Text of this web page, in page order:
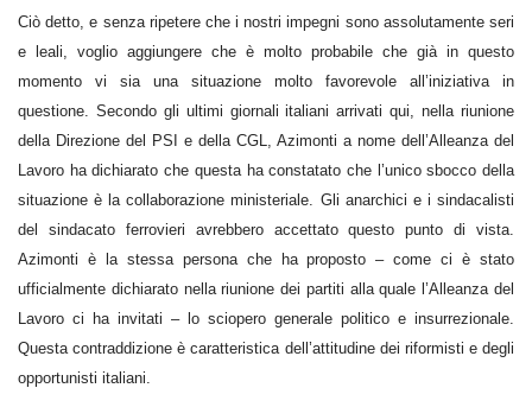
Ciò detto, e senza ripetere che i nostri impegni sono assolutamente seri
e leali, voglio aggiungere che è molto probabile che già in questo
momento vi sia una situazione molto favorevole all’iniziativa in
questione. Secondo gli ultimi giornali italiani arrivati qui, nella riunione
della Direzione del PSI e della CGL, Azimonti a nome dell’Alleanza del
Lavoro ha dichiarato che questa ha constatato che l’unico sbocco della
situazione è lacollaborazione ministeriale. Gli anarchici e i sindacalisti
del sindacato ferrovieri avrebbero accettato questo punto di vista.
Azimonti è la stessa persona che ha proposto – come ci è stato
ufficialmente dichiarato nella riunione dei partiti alla quale l’Alleanza del
Lavoro ci ha invitati – lo sciopero generale politico e insurrezionale.
Questa contraddizione è caratteristica dell’attitudine dei riformisti e degli
opportunisti italiani.